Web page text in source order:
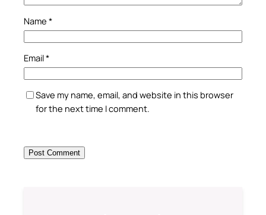
Name *
Email*
Save my name, email, and website in this browser
for the next time I comment.